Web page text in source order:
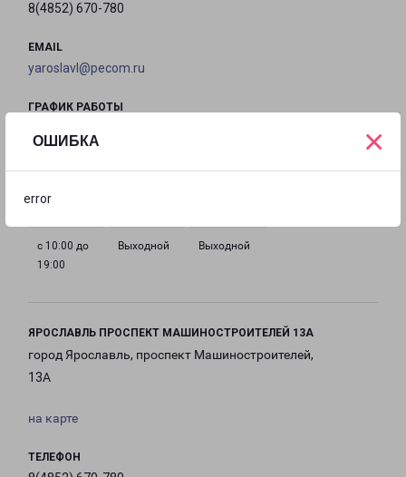
ОШИБКА
error
×
8(4852) 670-780
EMAIL
yaroslavl@pecom.ru
ГРАФИК РАБОТЫ
с 10:00 до
19:00
Выходной Выходной
ЯРОСЛАВЛЬ ПРОСПЕКТ МАШИНОСТРОИТЕЛЕЙ 13А
город Ярославль, проспект Машиностроителей,
13А
на карте
ТЕЛЕФОН